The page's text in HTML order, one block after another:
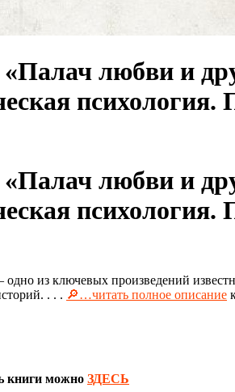
любви и
психология.
любви и
психология.
из ключевых произведений
. . . 🔎…читать полное описание
книги можно ЗДЕСЬ